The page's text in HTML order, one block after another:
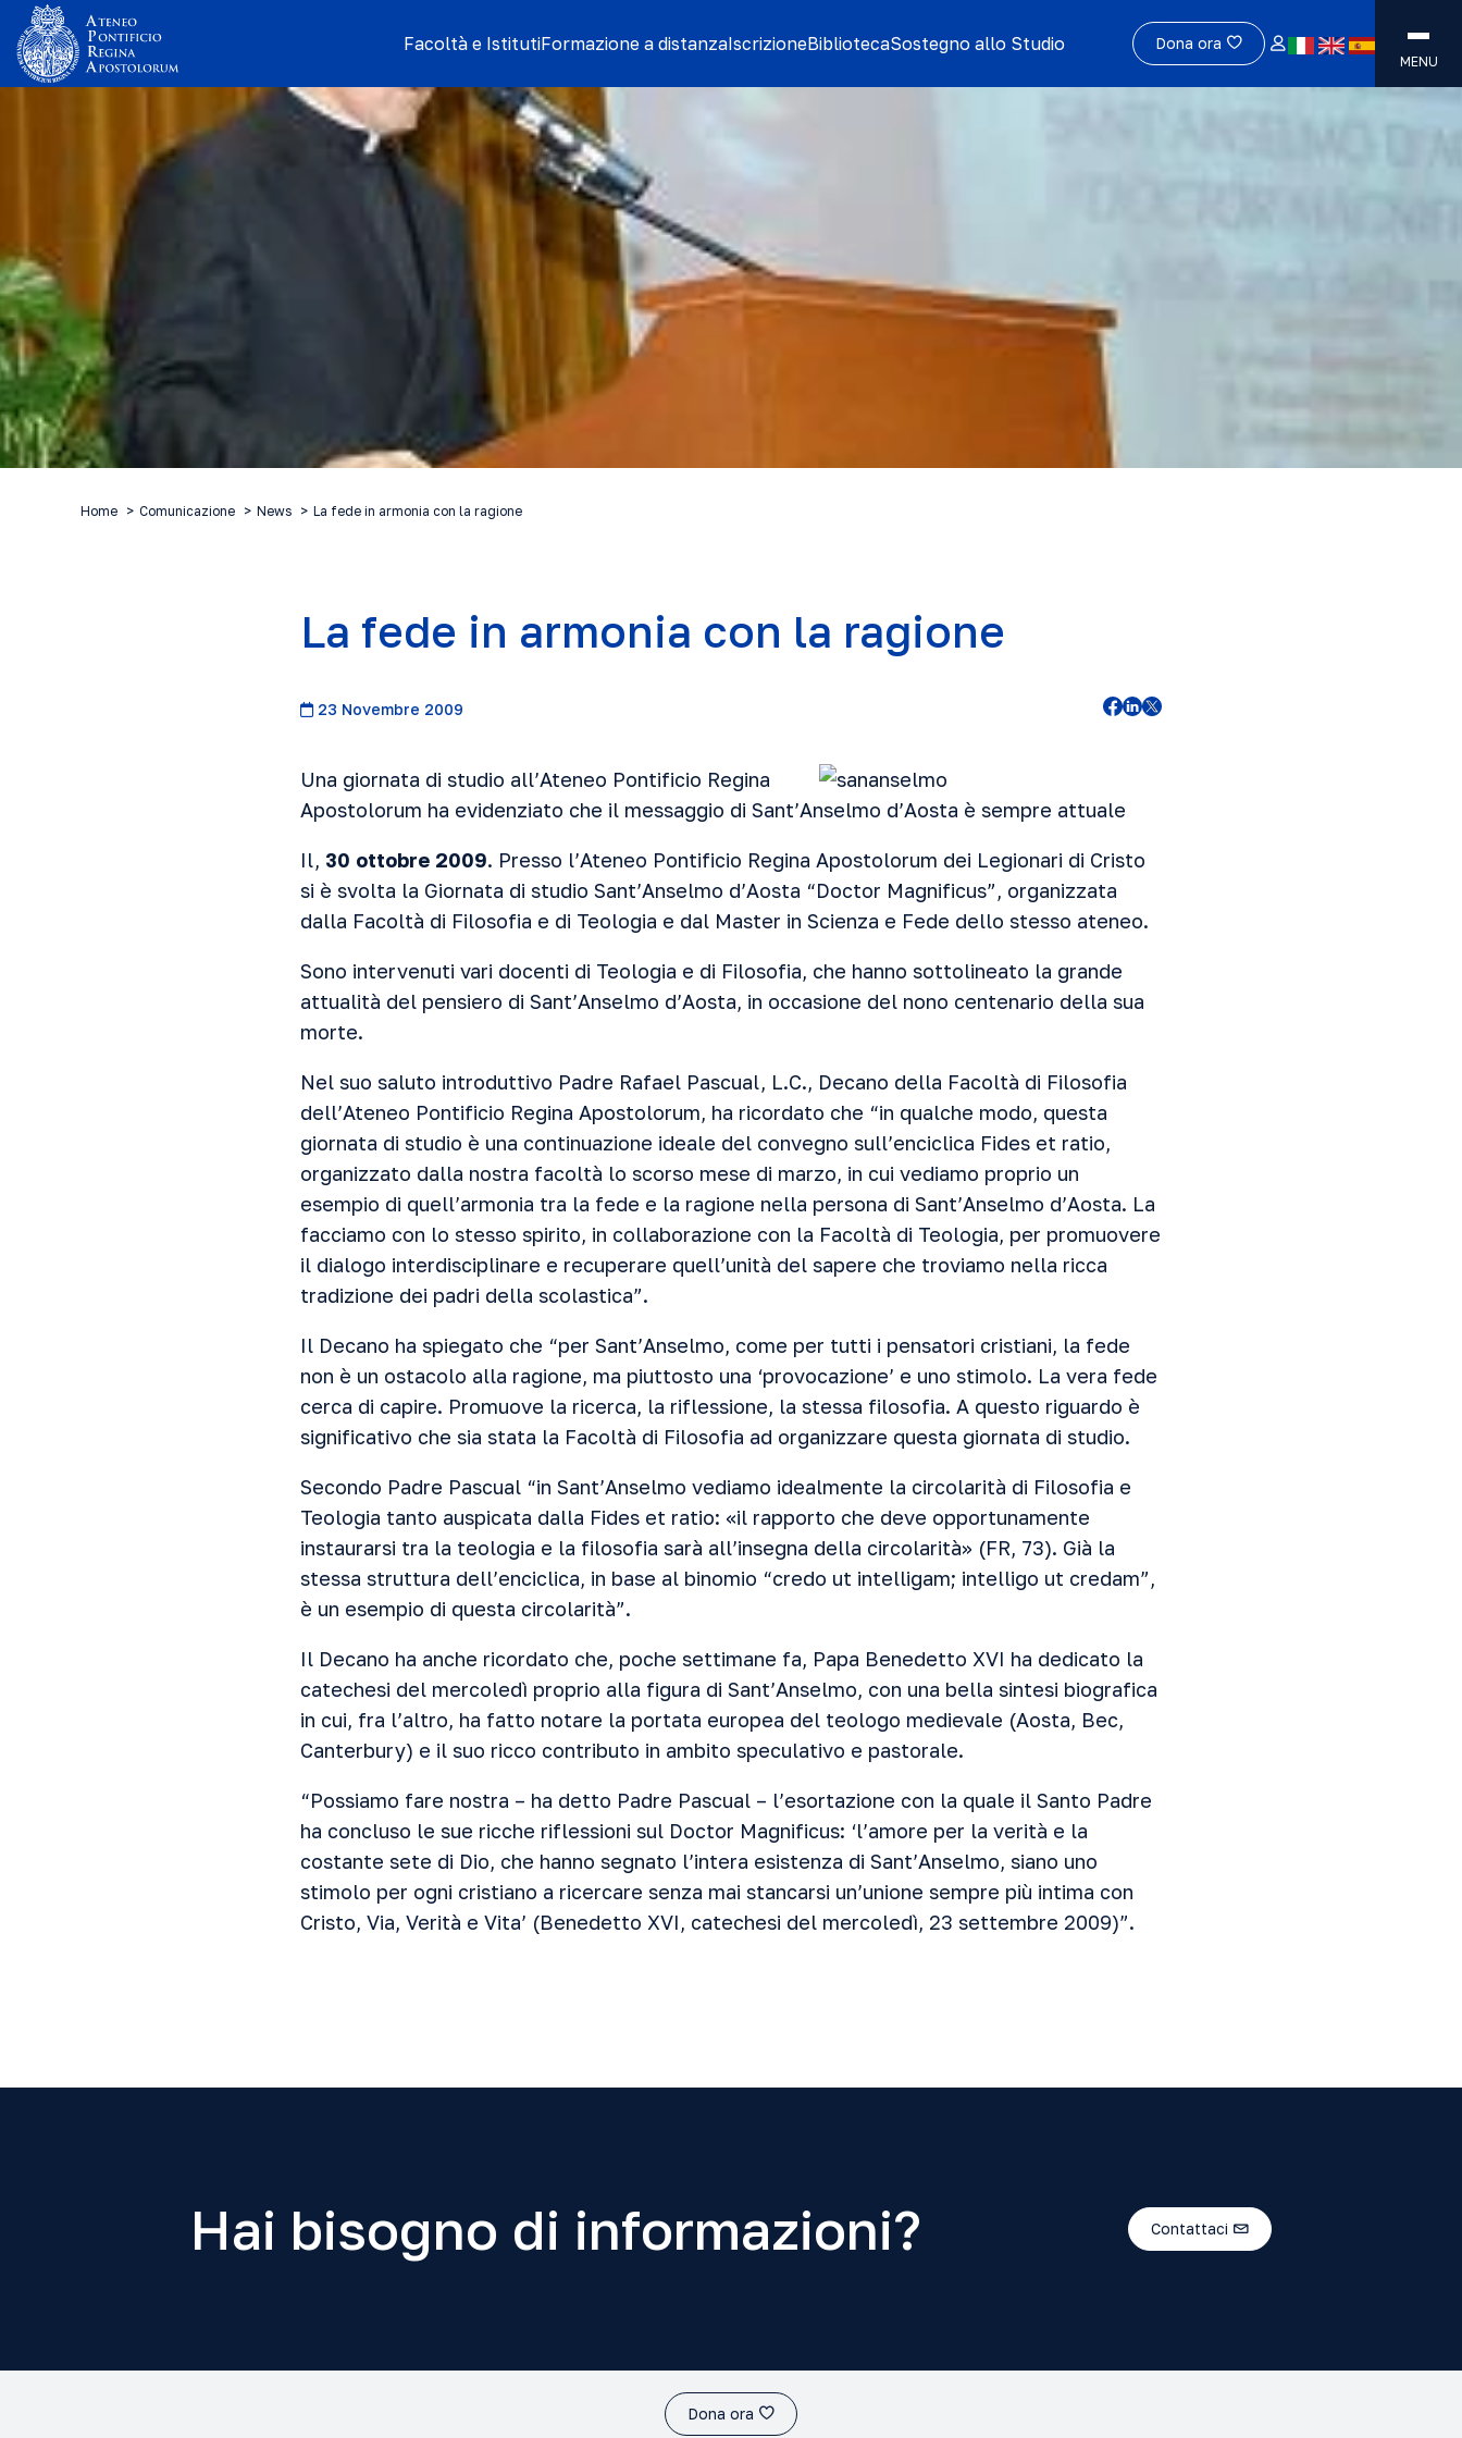
Facoltà e IstitutiFormazione a distanzaIscrizioneBibliotecaSostegno allo Studio Dona ora
MENU
Home Comunicazione News La fede in armonia con la ragione
La fede in armonia con la ragione
23 Novembre 2009
Una giornata di studio all’Ateneo Pontificio Regina
Apostolorum ha evidenziato che il messaggio di Sant’Anselmo d’Aosta è sempre attuale
Il, 30 ottobre 2009. Presso l’Ateneo Pontificio Regina Apostolorum dei Legionari di Cristo
si è svolta la Giornata di studio Sant’Anselmo d’Aosta “Doctor Magnificus”, organizzata
dalla Facoltà di Filosofia e di Teologia e dal Master in Scienza e Fede dello stesso ateneo.
Sono intervenuti vari docenti di Teologia e di Filosofia, che hanno sottolineato la grande
attualità del pensiero di Sant’Anselmo d’Aosta, in occasione del nono centenario della sua
morte.
Nel suo saluto introduttivo Padre Rafael Pascual, L.C., Decano della Facoltà di Filosofia
dell’Ateneo Pontificio Regina Apostolorum, ha ricordato che “in qualche modo, questa
giornata di studio è una continuazione ideale del convegno sull’enciclica Fides et ratio,
organizzato dalla nostra facoltà lo scorso mese di marzo, in cui vediamo proprio un
esempio di quell’armonia tra la fede e la ragione nella persona di Sant’Anselmo d’Aosta. La
facciamo con lo stesso spirito, in collaborazione con la Facoltà di Teologia, per promuovere
il dialogo interdisciplinare e recuperare quell’unità del sapere che troviamo nella ricca
tradizione dei padri della scolastica”.
Il Decano ha spiegato che “per Sant’Anselmo, come per tutti i pensatori cristiani, la fede
non è un ostacolo alla ragione, ma piuttosto una ‘provocazione’ e uno stimolo. La vera fede
cerca di capire. Promuove la ricerca, la riflessione, la stessa filosofia. A questo riguardo è
significativo che sia stata la Facoltà di Filosofia ad organizzare questa giornata di studio.
Secondo Padre Pascual “in Sant’Anselmo vediamo idealmente la circolarità di Filosofia e
Teologia tanto auspicata dalla Fides et ratio: «il rapporto che deve opportunamente
instaurarsi tra la teologia e la filosofia sarà all’insegna della circolarità» (FR, 73). Già la
stessa struttura dell’enciclica, in base al binomio “credo ut intelligam; intelligo ut credam”,
è un esempio di questa circolarità”.
Il Decano ha anche ricordato che, poche settimane fa, Papa Benedetto XVI ha dedicato la
catechesi del mercoledì proprio alla figura di Sant’Anselmo, con una bella sintesi biografica
in cui, fra l’altro, ha fatto notare la portata europea del teologo medievale (Aosta, Bec,
Canterbury) e il suo ricco contributo in ambito speculativo e pastorale.
“Possiamo fare nostra – ha detto Padre Pascual – l’esortazione con la quale il Santo Padre
ha concluso le sue ricche riflessioni sul Doctor Magnificus: ‘l’amore per la verità e la
costante sete di Dio, che hanno segnato l’intera esistenza di Sant’Anselmo, siano uno
stimolo per ogni cristiano a ricercare senza mai stancarsi un’unione sempre più intima con
Cristo, Via, Verità e Vita’ (Benedetto XVI, catechesi del mercoledì, 23 settembre 2009)”.
Hai bisogno di informazioni? Contattaci
Dona ora